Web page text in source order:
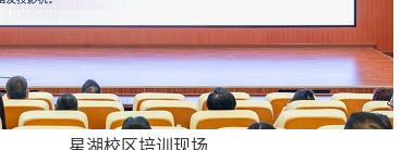
星湖校区培训现场